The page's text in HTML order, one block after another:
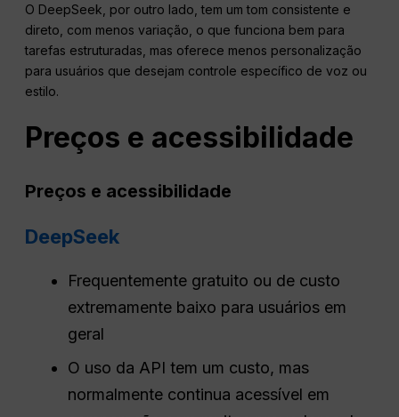
O DeepSeek, por outro lado, tem um tom consistente e
direto, com menos variação, o que funciona bem para
tarefas estruturadas, mas oferece menos personalização
para usuários que desejam controle específico de voz ou
estilo.
Preços e acessibilidade
Preços e acessibilidade
DeepSeek
Frequentemente gratuito ou de custo
extremamente baixo para usuários em
geral
O uso da API tem um custo, mas
normalmente continua acessível em